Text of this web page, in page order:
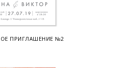
ПРИГЛАШЕНИЕ №2